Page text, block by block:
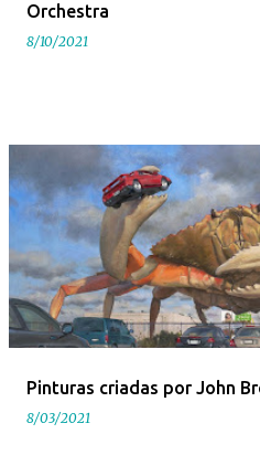
Orchestra
8/10/2021
Pinturas criadas por John
8/03/2021